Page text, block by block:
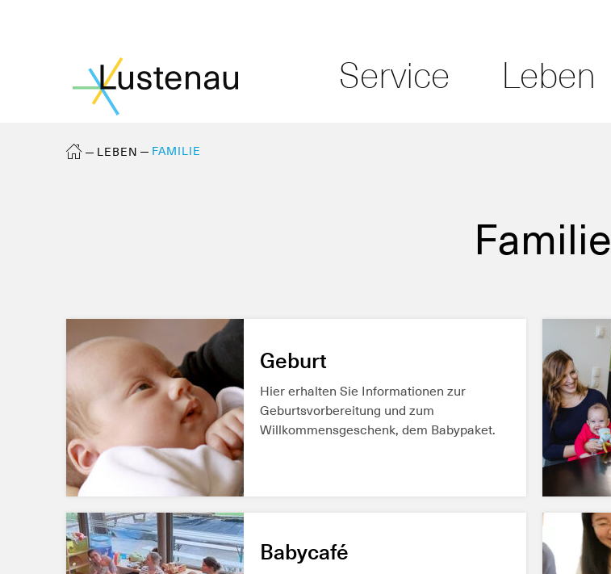
Service Leben
LEBEN FAMILIE
Familie
Geburt
Hier erhalten Sie Informationen zur
Geburtsvorbereitung und zum
Willkommensgeschenk, dem Babypaket.
Babycafé